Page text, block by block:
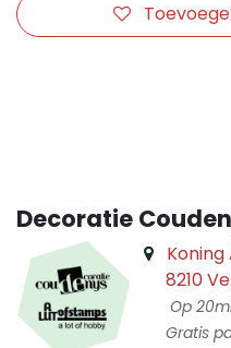
Decoratie
8210
Op
Gratis